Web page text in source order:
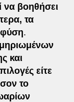
να βοηθήσει
τα
φύση.
και
είτε
το